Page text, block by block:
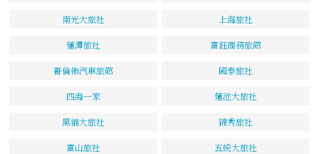
南光大旅社 上海旅社
蓮潭旅社 富鈺商務旅館
哥倫佈汽車旅館 國泰旅社
四海一家 蓮池大旅社
黑貓大旅社 錦秀旅社
富山旅社 五統大旅社